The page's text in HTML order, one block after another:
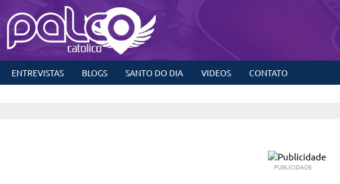
ENTREVISTAS BLOGS SANTO DO DIA VIDEOS CONTATO
PUBLICIDADE